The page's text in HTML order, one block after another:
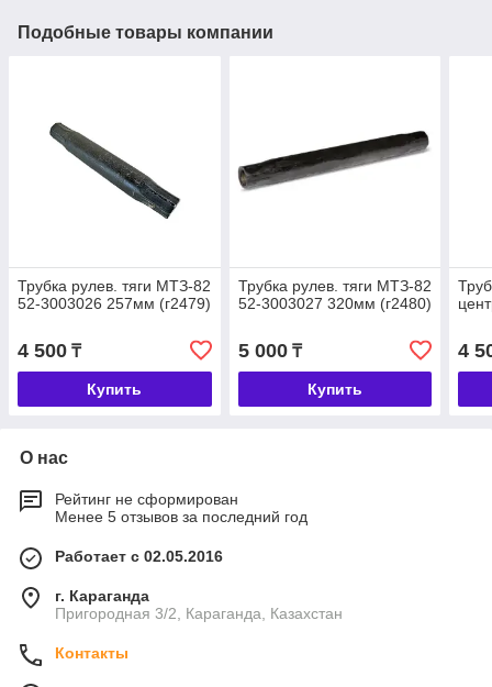
Подобные товары компании
Трубка рулев. тяги МТЗ-82
52-3003026 257мм (г2479)
4 500 ₸
Купить
Трубка рулев. тяги МТЗ-82
52-3003027 320мм (г2480)
5 000₸
Купить
4
О нас
Рейтинг не сформирован
Менее 5 отзывов за последний год
Работает с 02.05.2016
г. Караганда
Пригородная 3/2, Караганда, Казахстан
Контакты